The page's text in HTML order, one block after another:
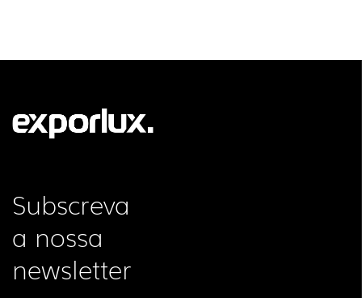
Subscreva
a nossa
newsletter